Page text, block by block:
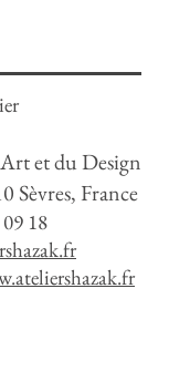
et du Design
Sèvres, France
18